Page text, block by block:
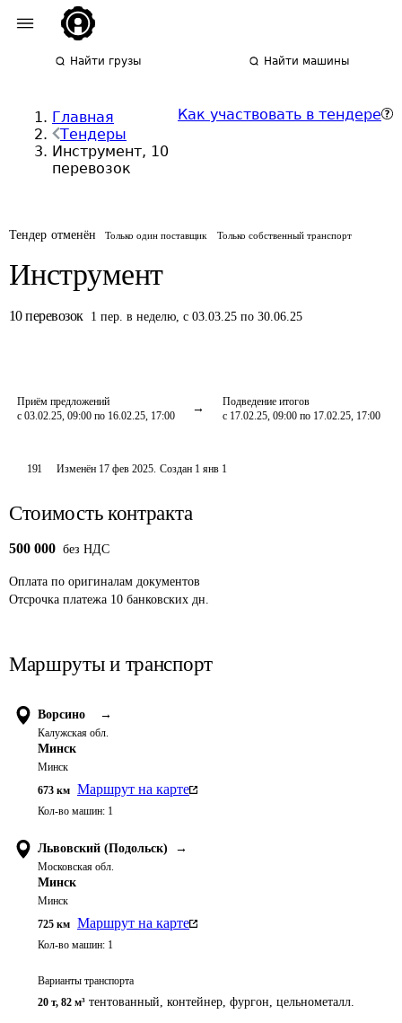
Найти грузы Найти машины
Главная
Тендеры
Инструмент, 10
перевозок
Как участвовать в тендере
Тендер отменён Только один поставщик Только собственный транспорт
Инструмент
10 перевозок 1 пер. в неделю, с 03.03.25 по 30.06.25
Приём предложений
с 03.02.25, 09:00 по 16.02.25, 17:00
Подведение итогов
с 17.02.25, 09:00 по 17.02.25, 17:00
191 Изменён 17 фев 2025. Создан 1 янв 1
Стоимость контракта
500 000 без НДС
Оплата по оригиналам документов
Отсрочка платежа 10 банковских дн.
Маршруты и транспорт
Ворсино →
Калужская обл.
Минск
Минск
673 км Маршрут на карте
Кол-во машин: 1
Львовский (Подольск) →
Московская обл.
Минск
Минск
725 км Маршрут на карте
Кол-во машин: 1
Варианты транспорта
20 т, 82 м³ тентованный, контейнер, фургон, цельнометалл.